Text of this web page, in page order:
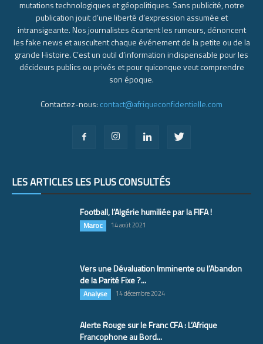
mutations technologiques et géopolitiques. Sans publicité, notre
publication jouit d’une liberté d’expression assumée et
intransigeante. Nos journalistes écartent les rumeurs, dénoncent
les fake news et auscultent chaque événement de la petite ou de la
grande Histoire. C’est un outil d’information indispensable pour les
décideurs publics ou privés et pour quiconque veut comprendre
son époque.
Contactez-nous: contact@afriqueconfidentielle.com
LES ARTICLES LES PLUS CONSULTÉS
Football, l’Algérie humiliée par la FIFA !
Maroc 14 août 2021
Vers une Dévaluation Imminente ou l’Abandon
de la Parité Fixe ?...
Analyse 14 décembre 2024
Alerte Rouge sur le Franc CFA : L’Afrique
Francophone au Bord...